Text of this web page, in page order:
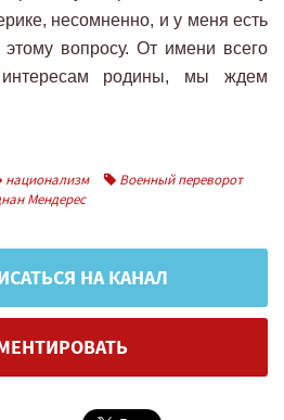
несомненно, и у меня есть
вопросу. От имени всего
интересам родины, мы ждем
национализм
Военный переворот
Мендерес
НА КАНАЛ